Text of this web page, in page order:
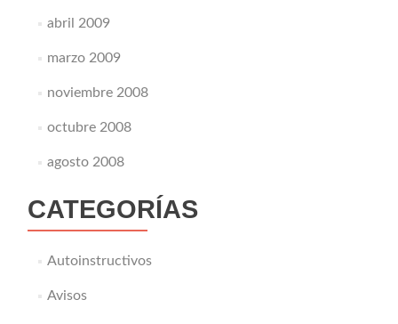
abril 2009
marzo 2009
noviembre 2008
octubre 2008
agosto 2008
CATEGORÍAS
Autoinstructivos
Avisos